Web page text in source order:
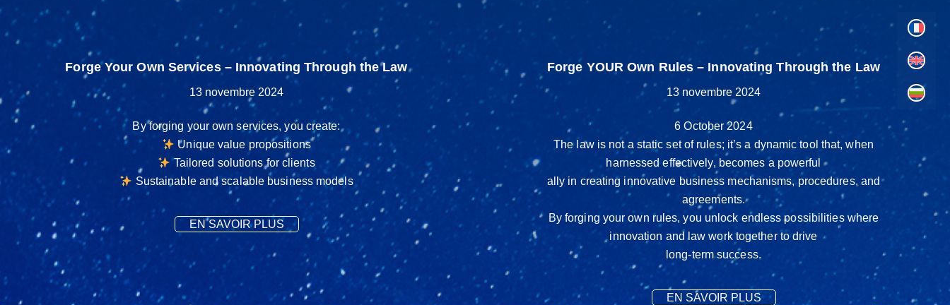
Forge Your Own Services – Innovating Through the Law
13 novembre 2024
By forging your own services, you create:
Unique value propositions
Tailored solutions for clients
Sustainable and scalable business models
EN SAVOIR PLUS
Forge YOUR Own Rules – Innovating Through the Law
13 novembre 2024
6 October 2024
The law is not a static set of rules; it’s a dynamic tool that, when
harnessed effectively, becomes a powerful
ally in creating innovative business mechanisms, procedures, and
agreements.
By forging your own rules, you unlock endless possibilities where
innovation and law work together to drive
long-term success.
EN SAVOIR PLUS